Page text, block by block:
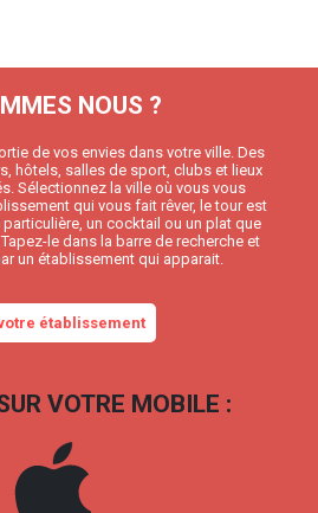
NOUS ?
de vos envies dans votre ville. Des
hôtels, salles de sport, clubs et lieux
Sélectionnez la ville où vous vous
qui vous fait rêver, le tour est
particulière, un cocktail ou un plat que
le dans la barre de recherche et
un établissement qui apparait.
établissement
VOTRE MOBILE :